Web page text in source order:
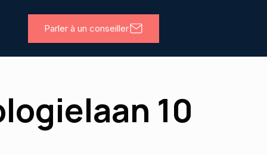
Parler à un conseiller
10